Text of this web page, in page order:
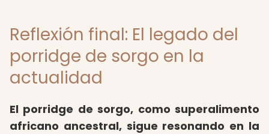
Reflexión final: El legado del
porridge de sorgo en la
actualidad
El porridge de sorgo, como superalimento
africano ancestral, sigue resonando en la